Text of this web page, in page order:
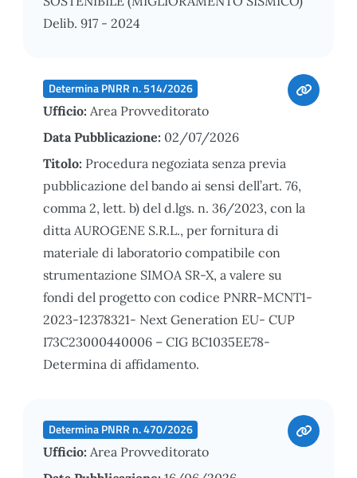
Delib. 917 - 2024
Determina PNRR n. 514/2026
Ufficio: Area Provveditorato
Data Pubblicazione: 02/07/2026
Titolo: Procedura negoziata senza previa
pubblicazione del bando ai sensi dell’art. 76,
comma 2, lett. b) del d.lgs. n. 36/2023, con la
ditta AUROGENE S.R.L., per fornitura di
materiale di laboratorio compatibile con
strumentazione SIMOA SR-X, a valere su
fondi del progetto con codice PNRR-MCNT1-
2023-12378321- Next Generation EU- CUP
I73C23000440006 – CIG BC1035EE78-
Determina di affidamento.
Determina PNRR n. 470/2026
Ufficio: Area Provveditorato